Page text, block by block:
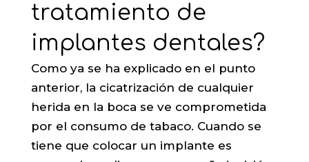
tratamiento de
implantes dentales?
Como ya se ha explicado en el punto
anterior, la cicatrización de cualquier
herida en la boca se ve comprometida
por el consumo de tabaco. Cuando se
tiene que colocar un implante es